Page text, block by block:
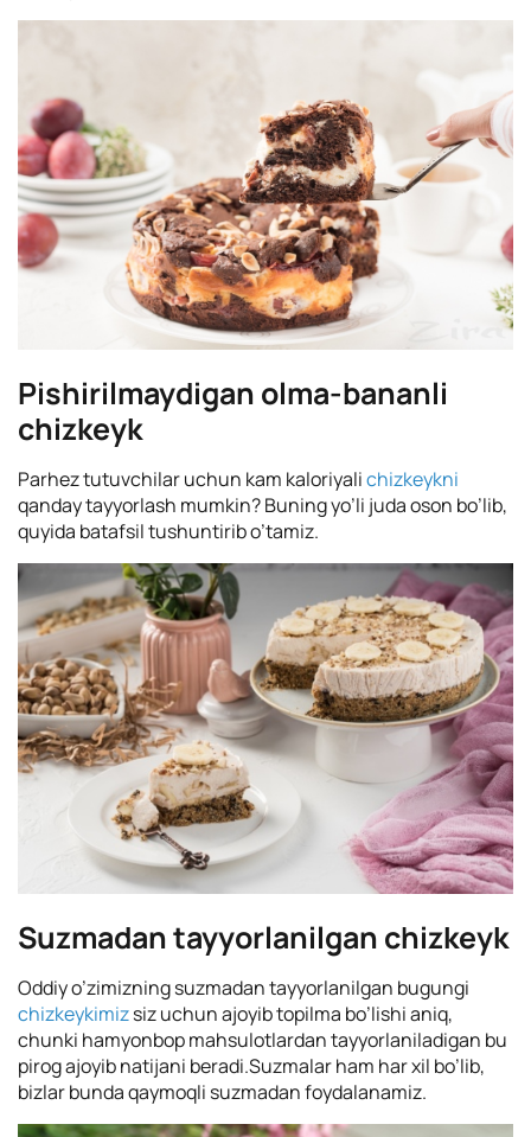
Pishirilmaydigan olma-bananli
chizkeyk
Parhez tutuvchilar uchun kam kaloriyalichizkeykni
qanday tayyorlash mumkin? Buning yo’li juda oson bo’lib,
quyida batafsil tushuntirib o’tamiz.
Suzmadan tayyorlanilgan chizkeyk
Oddiy o’zimizning suzmadan tayyorlanilgan bugungi
chizkeykimizsiz uchun ajoyib topilma bo’lishi aniq,
chunki hamyonbop mahsulotlardan tayyorlaniladigan bu
pirog ajoyib natijani beradi.Suzmalar ham har xil bo’lib,
bizlar bunda qaymoqli suzmadan foydalanamiz.